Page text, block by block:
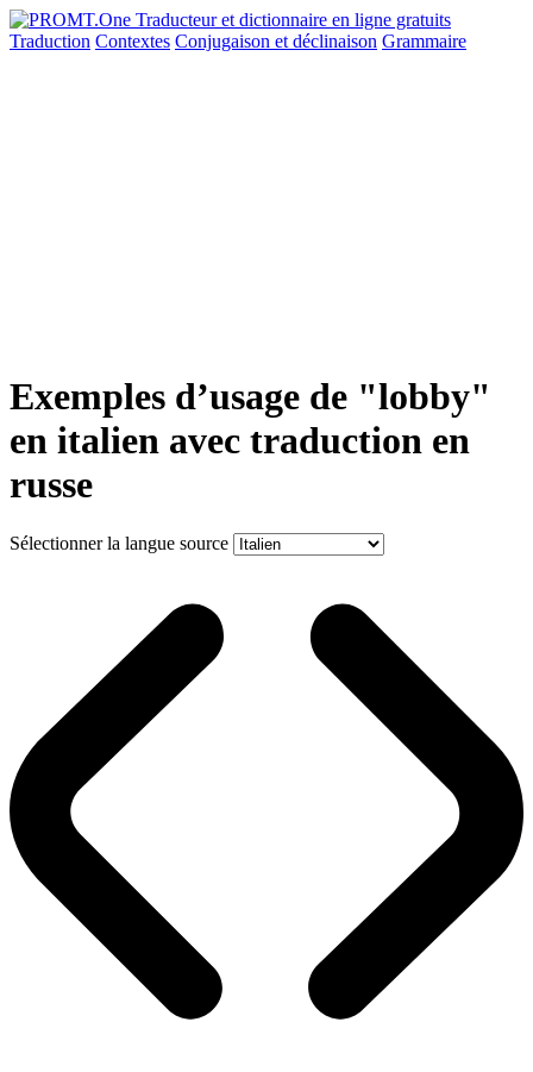
Traduction Contextes Conjugaison et déclinaison Grammaire
Exemples d’usage de "lobby"
en italien avec traduction en
russe
Sélectionner la langue source